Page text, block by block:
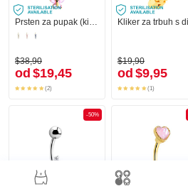
$38,90
od $19,45
(2)
$19,90
od $9,95
(1)
-50%